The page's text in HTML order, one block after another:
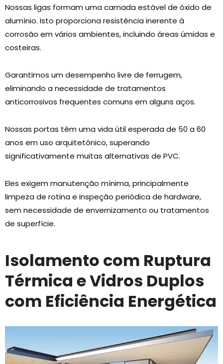
Nossas ligas formam uma camada estável de óxido de
alumínio. Isto proporciona resistência inerente à
corrosão em vários ambientes, incluindo áreas úmidas e
costeiras.
Garantimos um desempenho livre de ferrugem,
eliminando a necessidade de tratamentos
anticorrosivos frequentes comuns em alguns aços.
Nossas portas têm uma vida útil esperada de 50 a 60
anos em uso arquitetônico, superando
significativamente muitas alternativas de PVC.
Eles exigem manutenção mínima, principalmente
limpeza de rotina e inspeção periódica de hardware,
sem necessidade de envernizamento ou tratamentos
de superfície.
Isolamento com Ruptura
Térmica e Vidros Duplos
com Eficiência Energética